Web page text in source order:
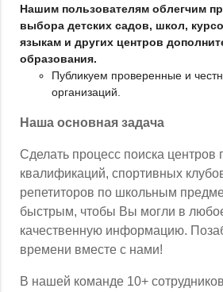
Нашим пользователям облегчим
выбора детских садов, школ,
языкам и других центров
образования.
Публикуем проверенные и
организаций.
Наша основная задача
Сделать процесс поиска
квалификаций, спортивных
репетиторов по школьным
быстрым, чтобы Вы могли в
качественную информацию.
времени вместе с нами!
В нашей команде 10+